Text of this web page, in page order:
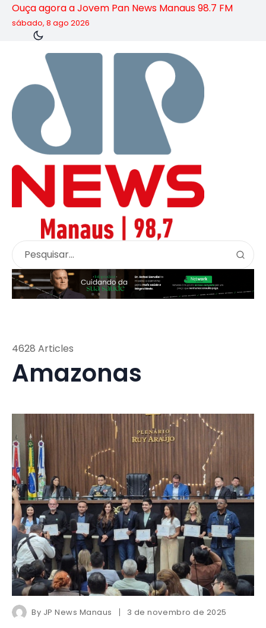
Ouça agora a Jovem Pan News Manaus 98.7 FM
sábado, 8 ago 2026
Amazonas
4628 Articles
By JP News Manaus 3 de novembro de 2025